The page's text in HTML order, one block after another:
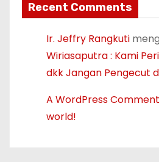
Recent Comments
Ir. Jeffry Rangkuti
Wiriasaputra : Kami
dkk Jangan Pengecut
A WordPress
world!